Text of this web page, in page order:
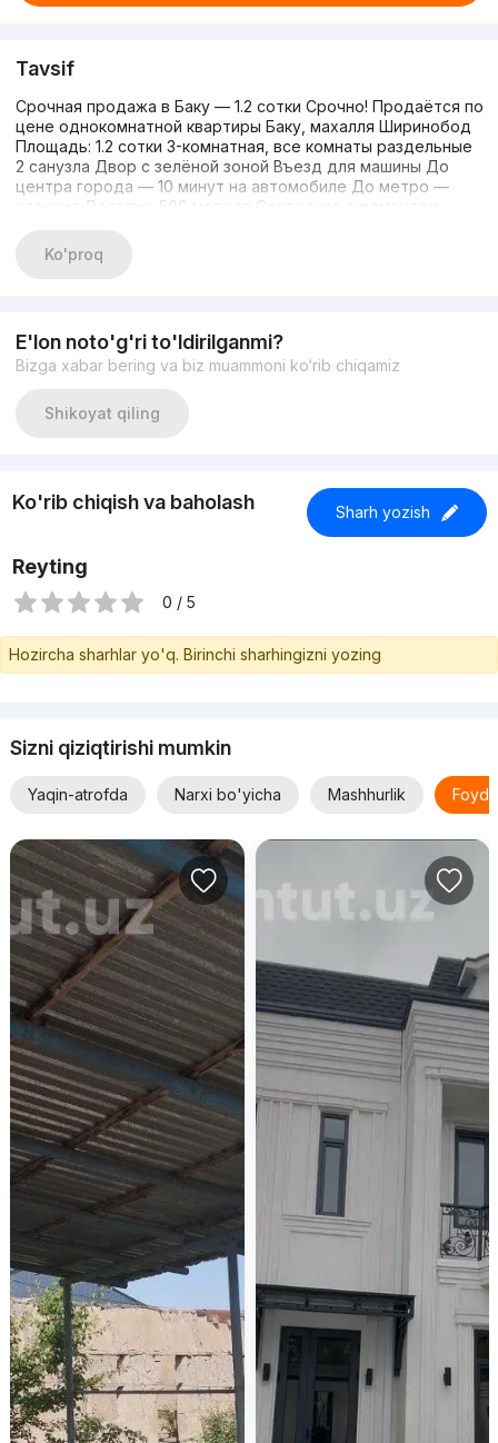
Tavsif
Срочная продажа в Баку — 1.2 сотки Срочно! Продаётся по
цене однокомнатной квартиры Баку, махалля Ширинобод
Площадь: 1.2 сотки 3-комнатная, все комнаты раздельные
2 санузла Двор с зелёной зоной Въезд для машины До
центра города — 10 минут на автомобиле До метро —
станция Достлик, 500 метров Состояние с ремонтом,
инвестиций Стартовая цена: 53 000 USD (небольшой торг).
Горит Тел./ТГ: +998998657880
Ko'proq
E'lon noto'g'ri to'ldirilganmi?
Bizga xabar bering va biz muammoni ko‘rib chiqamiz
Shikoyat qiling
Ko'rib chiqish va baholash Sharh yozish
Reyting
0 / 5
Hozircha sharhlar yo'q. Birinchi sharhingizni yozing
Sizni qiziqtirishi mumkin
Yaqin-atrofda Narxi bo'yicha Mashhurlik